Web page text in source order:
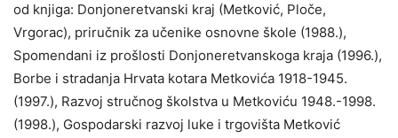
od knjiga: Donjoneretvanski kraj (Metković, Ploče,
Vrgorac), priručnik za učenike osnovne škole (1988.),
Spomendani iz prošlosti Donjoneretvanskoga kraja (1996.),
Borbe i stradanja Hrvata kotara Metkovića 1918-1945.
(1997.), Razvoj stručnog školstva u Metkoviću 1948.-1998.
(1998.), Gospodarski razvoj luke i trgovišta Metković